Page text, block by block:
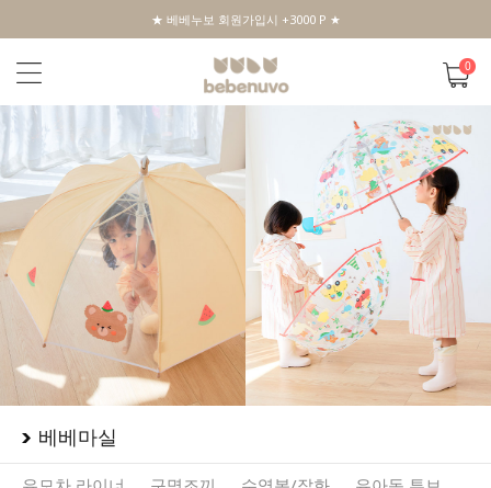
★ 베베누보 회원가입시 +3000 P ★
0
베베마실